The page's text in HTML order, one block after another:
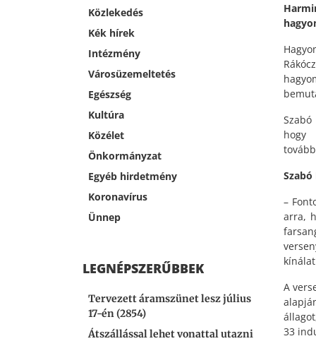
Közlekedés
Kék hírek
Intézmény
Városüzemeltetés
Egészség
Kultúra
Közélet
Önkormányzat
Egyéb hirdetmény
Koronavírus
Ünnep
LEGNÉPSZERŰBBEK
Tervezett áramszünet lesz július
17-én (2854)
Átszállással lehet vonattal utazni
hogy
–
arra,
A
33